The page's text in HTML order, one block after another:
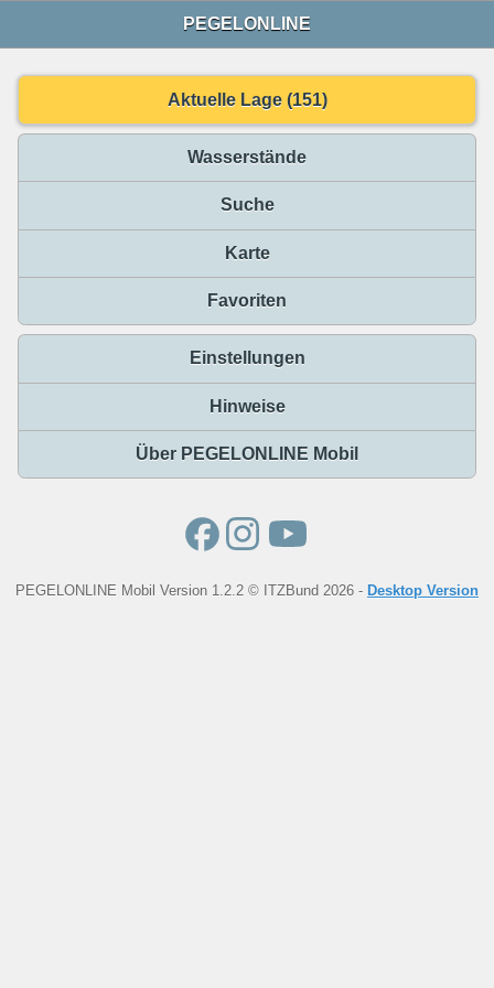
PEGELONLINE
Aktuelle Lage (151)
Wasserstände
Suche
Karte
Favoriten
Einstellungen
Hinweise
Über PEGELONLINE Mobil
PEGELONLINE Mobil Version 1.2.2 © ITZBund 2026 - Desktop Version